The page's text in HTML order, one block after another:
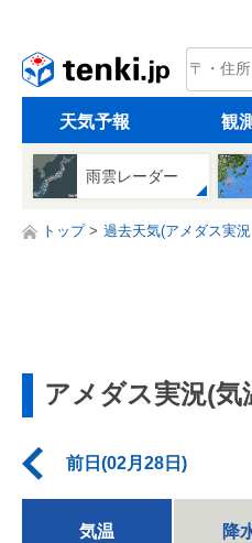
tenki.jp
天気予報 観測
雨雲レーダー
トップ 過去天気(アメダス実
アメダス実況(気
前日(02月28日)
気温 降